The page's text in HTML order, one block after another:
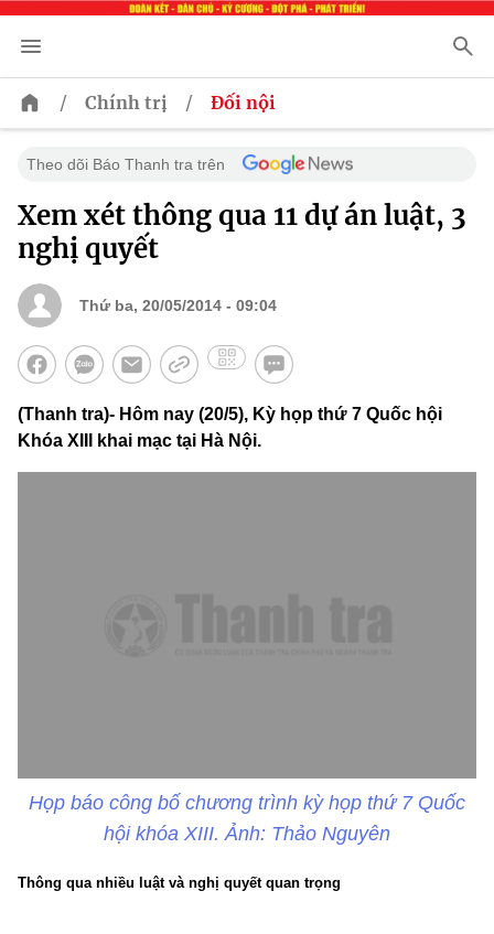
/ Chính trị / Đối nội
Theo dõi Báo Thanh tra trên
Xem xét thông qua 11 dự án luật, 3
nghị quyết
Thứ ba, 20/05/2014 - 09:04
(Thanh tra)- Hôm nay (20/5), Kỳ họp thứ 7 Quốc hội
Khóa XIII khai mạc tại Hà Nội.
Họp báo công bố chương trình kỳ họp thứ 7 Quốc
hội khóa XIII. Ảnh: Thảo Nguyên
Thông qua nhiều luật và nghị quyết quan trọng